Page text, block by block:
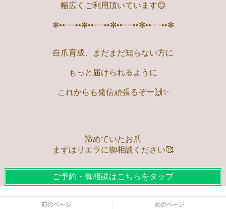
幅広くご利用頂いています😊
✼••┈┈••✼••┈┈••✼••┈┈••✼••┈┈••✼
自爪育成、まだまだ知らない方に
もっと届けられるように
これからも発信頑張るぞー🙌✨️
諦めていたお爪
まずはリエラに御相談ください🥰
ご予約・御相談はこちらをタップ
前のページ 次のページ